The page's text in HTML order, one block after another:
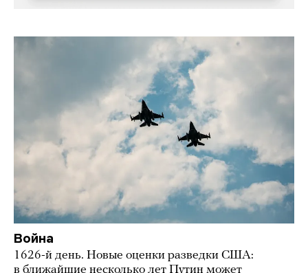
Война
1626-й день. Новые оценки разведки США:
в ближайшие несколько лет Путин может